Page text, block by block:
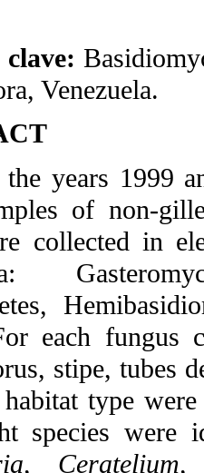
Venezuela.
years 1999
of non-
collected in
each fungus
stipe, tubes
type
species were